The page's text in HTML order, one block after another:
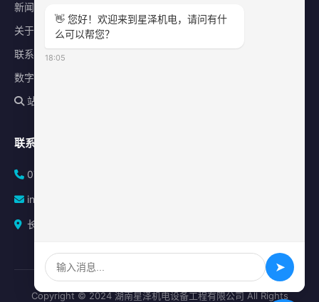
新闻中心
关于星泽
联系我们
数字化平台
站内搜索
联系方式
0731-84010225
info@sonz.cn
长沙县泉塘街道新长海广场写字楼A座2501室
Copyright © 2024 湖南星泽机电设备工程有限公司 All Rights
👋 您好！欢迎来到星泽机电，请问有什
么可以帮您？
18:05
➤